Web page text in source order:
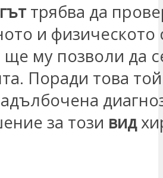
трябва да
и физическото
ще му позволи да
Поради това
за този вид